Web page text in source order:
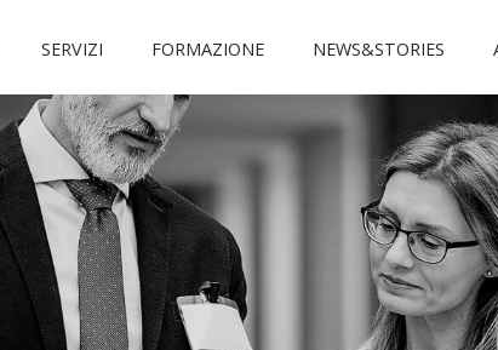
SERVIZI FORMAZIONE NEWS&STORIES